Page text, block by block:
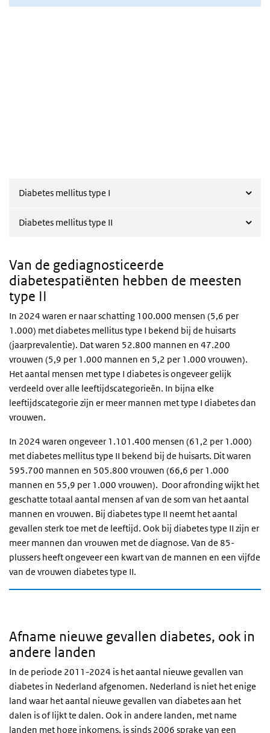
Diabetes mellitus type I
Diabetes mellitus type II
Van de gediagnosticeerde
diabetespatiënten hebben de meesten
type II
In 2024 waren er naar schatting 100.000 mensen (5,6 per
1.000) met diabetes mellitus type I bekend bij de huisarts
(jaarprevalentie). Dat waren 52.800 mannen en 47.200
vrouwen (5,9 per 1.000 mannen en 5,2 per 1.000 vrouwen).
Het aantal mensen met type I diabetes is ongeveer gelijk
verdeeld over alle leeftijdscategorieën. In bijna elke
leeftijdscategorie zijn er meer mannen met type I diabetes dan
vrouwen.
In 2024 waren ongeveer 1.101.400 mensen (61,2 per 1.000)
met diabetes mellitus type II bekend bij de huisarts. Dit waren
595.700 mannen en 505.800 vrouwen (66,6 per 1.000
mannen en 55,9 per 1.000 vrouwen). Door afronding wijkt het
geschatte totaal aantal mensen af van de som van het aantal
mannen en vrouwen. Bij diabetes type II neemt het aantal
gevallen sterk toe met de leeftijd. Ook bij diabetes type II zijn er
meer mannen dan vrouwen met de diagnose. Van de 85-
plussers heeft ongeveer een kwart van de mannen en een vijfde
van de vrouwen diabetes type II.
Afname nieuwe gevallen diabetes, ook in
andere landen
In de periode 2011-2024 is het aantal nieuwe gevallen van
diabetes in Nederland afgenomen. Nederland is niet het enige
land waar het aantal nieuwe gevallen van diabetes aan het
dalen is of lijkt te dalen. Ook in andere landen, met name
landen met hoge inkomens, is sinds 2006 sprake van een